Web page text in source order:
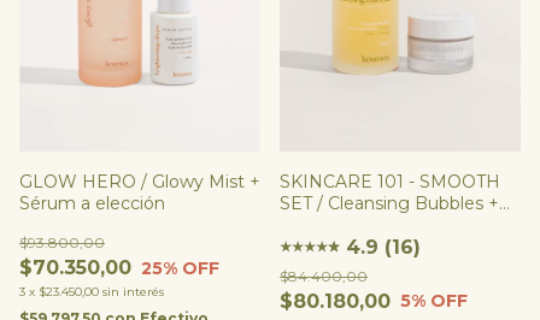
GLOW HERO / Glowy Mist +
Sérum a elección
$70.350,00
$93.800,00
25% OFF
3 x $23.450,00 sin interés
SKINCARE 101 - SMOOTH
SET / Cleansing Bubbles +
★★★★★
★ 4.9 (16)
$80.180,00
$84.400,00
5% OFF